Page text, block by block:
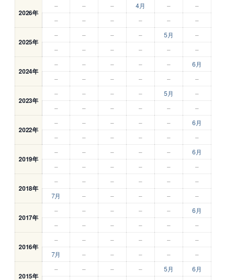
2026年
– – – 4月 –
–
–
– – – – –
2025年
– – – – 5月
–
–
– – – – –
2024年
– – – – –
6月
–
– – – – –
2023年
– – – – 5月
–
–
– – – – –
2022年
– – – – –
6月
–
– – – – –
2019年
– – – – –
6月
–
– – – – –
2018年
– – – – –
–
7月
– – – – –
2017年
– – – – –
6月
–
– – – – –
2016年
– – – – –
–
7月
– – – – –
2015年
– – – – 5月
6月